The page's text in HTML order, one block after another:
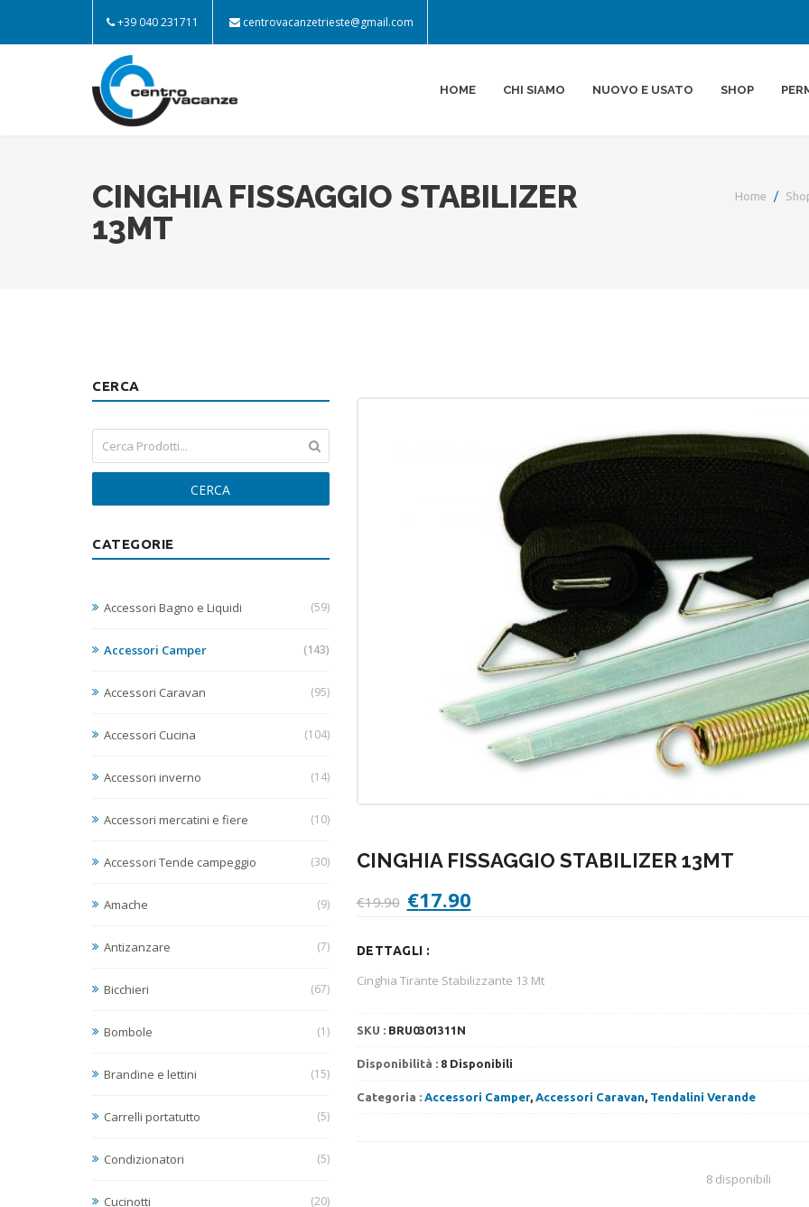
+39 040 231711 centrovacanzetrieste@gmail.com
HOME CHI SIAMO NUOVO E USATO SHOP
CINGHIA FISSAGGIO STABILIZER
13MT
Home
CERCA
CERCA
CATEGORIE
Accessori Bagno e Liquidi (59)
Accessori Camper (143)
Accessori Caravan (95)
Accessori Cucina (104)
Accessori inverno (14)
Accessori mercatini e fiere (10)
Accessori Tende campeggio (30)
Amache (9)
Antizanzare (7)
Bicchieri (67)
Bombole (1)
Brandine e lettini (15)
Carrelli portatutto (5)
Condizionatori (5)
Cucinotti (20)
CINGHIA FISSAGGIO STABILIZER 13MT
€19.90 Il
prezzo
era:
€19.90.
€17.90Il
prezzo
€17.90.
DETTAGLI :
Cinghia Tirante Stabilizzante 13 Mt
SKU : BRU0301311N
Disponibilità : 8 Disponibili
Categoria : Accessori Camper, Accessori Caravan, Tendalini Verande
8 disponibili